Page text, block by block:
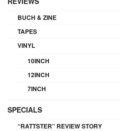
BUCH & ZINE
TAPES
VINYL
10INCH
12INCH
7INCH
SPECIALS
“RATTSTER” REVIEW STORY